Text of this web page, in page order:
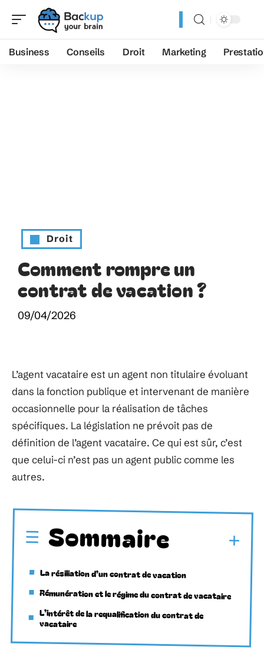
Business Conseils Droit Marketing
Droit
Comment rompre un
contrat de vacation ?
09/04/2026
L’agent vacataire est un agent non titulaire évoluant
dans la fonction publique et intervenant de manière
occasionnelle pour la réalisation de tâches
spécifiques. La législation ne prévoit pas de
définition de l’agent vacataire. Ce qui est sûr, c’est
que celui-ci n’est pas un agent public comme les
autres.
Sommaire
La résiliation d’un contrat de vacation
Rémunération et le régime du contrat de vacataire
L’intérêt de la requalification du contrat de
vacataire